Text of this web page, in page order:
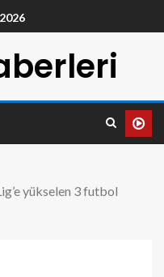
yükselen 3 futbol